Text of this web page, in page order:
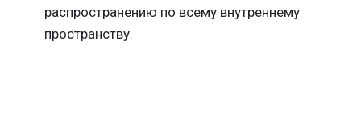
распространению по всему внутреннему
пространству.